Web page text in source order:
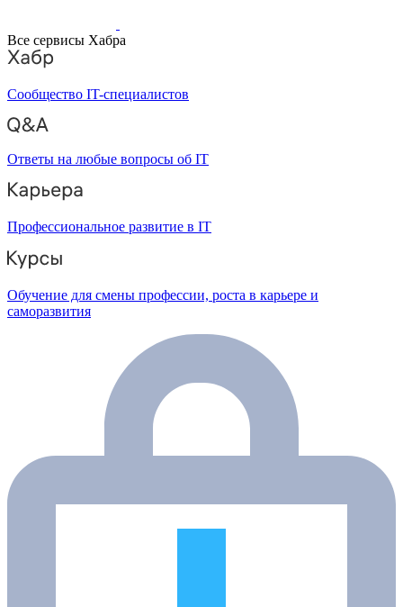
Все сервисы Хабра
Сообщество IT-специалистов
Ответы на любые вопросы об IT
Профессиональное развитие в IT
Обучение для смены профессии, роста в карьере и
саморазвития